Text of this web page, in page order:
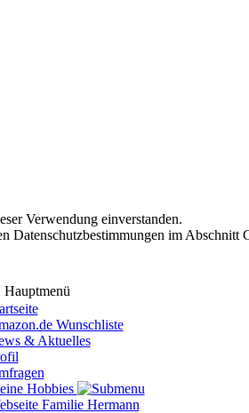
Verwendung einverstanden.
im
Hauptmenü
Wunschliste
& Aktuelles
Hobbies
Familie Hermann